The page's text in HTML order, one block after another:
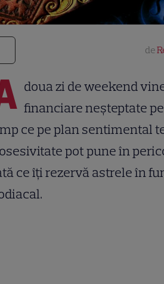
de
doua zi de weekend
financiare neșteptate
ce pe plan sentimental
pot pune în
ce îți rezervă astrele în